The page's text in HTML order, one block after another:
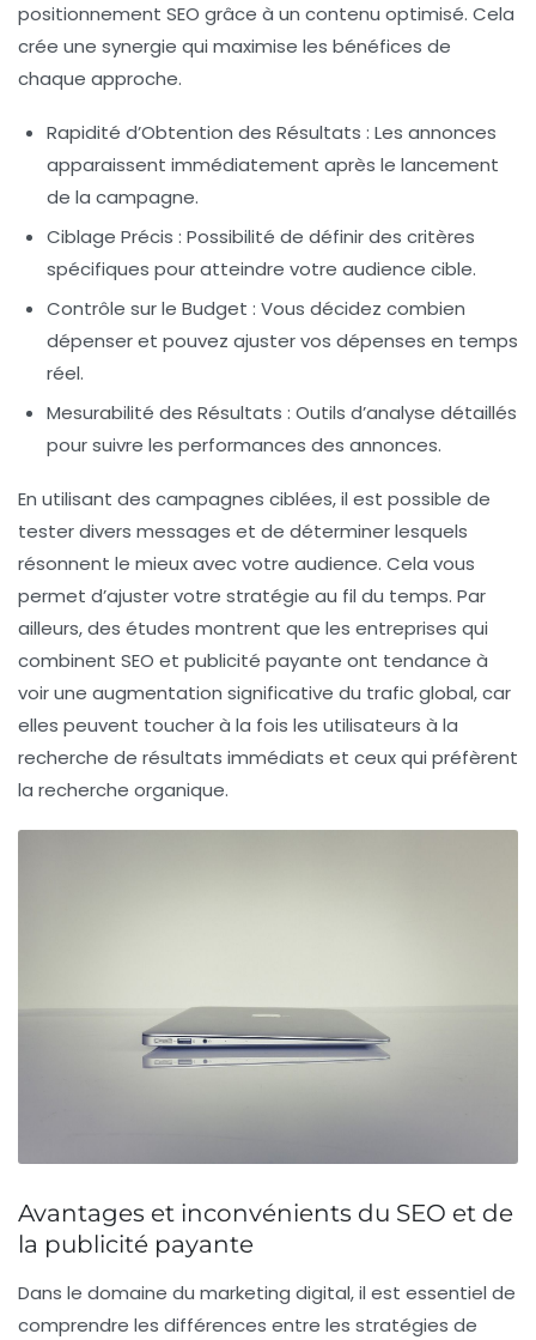
positionnement SEO grâce à un contenu optimisé. Cela
crée une synergie qui maximise les bénéfices de
chaque approche.
Rapidité d’Obtention des Résultats : Les annonces
apparaissent immédiatement après le lancement
de la campagne.
Ciblage Précis : Possibilité de définir des critères
spécifiques pour atteindre votre audience cible.
Contrôle sur le Budget : Vous décidez combien
dépenser et pouvez ajuster vos dépenses en temps
réel.
Mesurabilité des Résultats : Outils d’analyse détaillés
pour suivre les performances des annonces.
En utilisant des campagnes ciblées, il est possible de
tester divers messages et de déterminer lesquels
résonnent le mieux avec votre audience. Cela vous
permet d’ajuster votre stratégie au fil du temps. Par
ailleurs, des études montrent que les entreprises qui
combinent SEO et publicité payante ont tendance à
voir une augmentation significative du trafic global, car
elles peuvent toucher à la fois les utilisateurs à la
recherche de résultats immédiats et ceux qui préfèrent
la recherche organique.
Avantages et inconvénients du SEO et de
la publicité payante
Dans le domaine du marketing digital, il est essentiel de
comprendre les différences entre les stratégies de